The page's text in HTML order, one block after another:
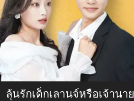
ลุ้นรักเด็กเลานจ์หรือเจ้านาย